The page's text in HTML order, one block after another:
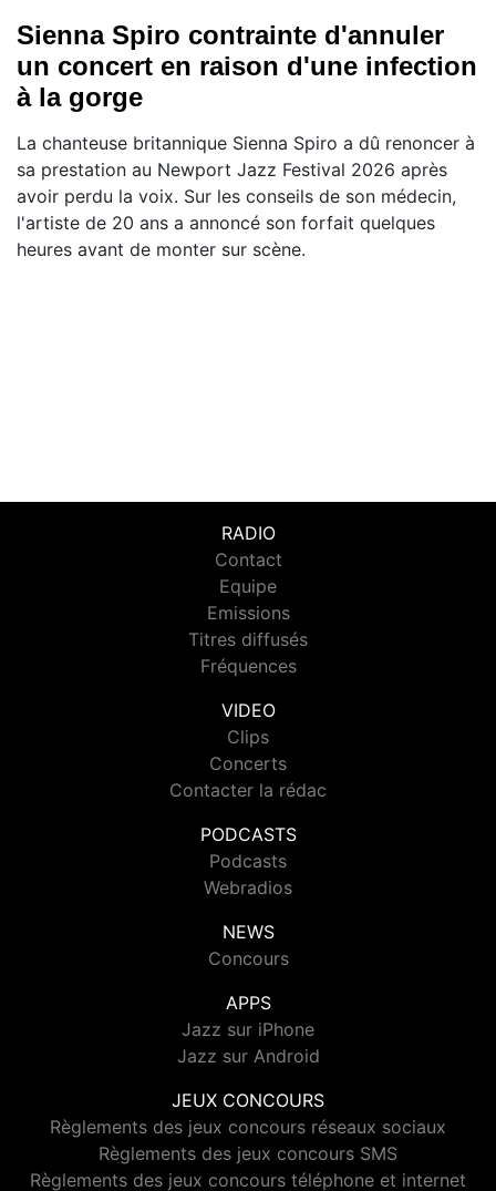
Sienna Spiro contrainte d'annuler
un concert en raison d'une infection
à la gorge
La chanteuse britannique Sienna Spiro a dû renoncer à
sa prestation au Newport Jazz Festival 2026 après
avoir perdu la voix. Sur les conseils de son médecin,
l'artiste de 20 ans a annoncé son forfait quelques
heures avant de monter sur scène.
RADIO
Contact
Equipe
Emissions
Titres diffusés
Fréquences
VIDEO
Clips
Concerts
Contacter la rédac
PODCASTS
Podcasts
Webradios
NEWS
Concours
APPS
Jazz sur iPhone
Jazz sur Android
JEUX CONCOURS
Règlements des jeux concours réseaux sociaux
Règlements des jeux concours SMS
Règlements des jeux concours téléphone et internet